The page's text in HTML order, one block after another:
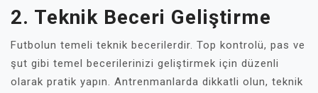
2. Teknik Beceri Geliştirme
Futbolun temeli teknik becerilerdir. Top kontrolü, pas ve
şut gibi temel becerilerinizi geliştirmek için düzenli
olarak pratik yapın. Antrenmanlarda dikkatli olun, teknik